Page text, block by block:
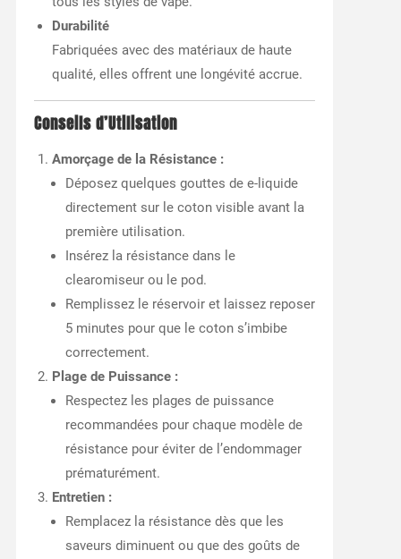
Durabilité
Fabriquées avec des matériaux de haute
qualité, elles offrent une longévité accrue.
Conseils d’Utilisation
Amorçage de la Résistance :
Déposez quelques gouttes de e-liquide
directement sur le coton visible avant la
première utilisation.
Insérez la résistance dans le
clearomiseur ou le pod.
Remplissez le réservoir et laissez reposer
5 minutes pour que le coton s’imbibe
correctement.
Plage de Puissance :
Respectez les plages de puissance
recommandées pour chaque modèle de
résistance pour éviter de l’endommager
prématurément.
Entretien :
Remplacez la résistance dès que les
saveurs diminuent ou que des goûts de